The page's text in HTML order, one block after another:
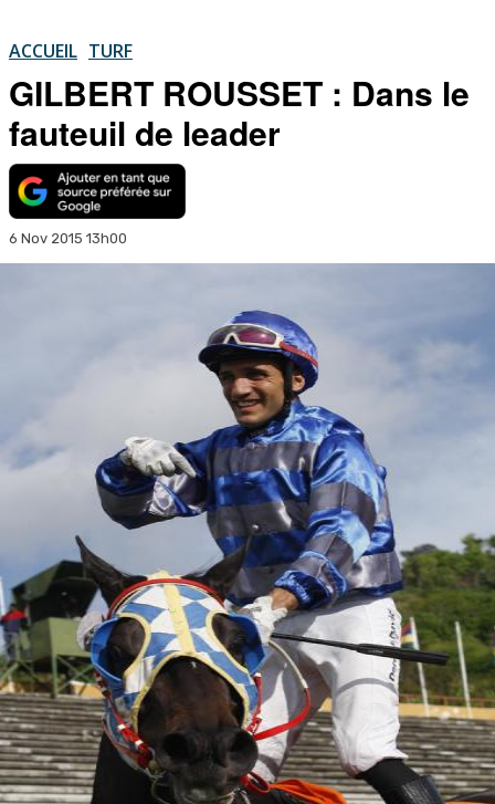
ACCUEIL TURF
GILBERT ROUSSET : Dans le
fauteuil de leader
6 Nov 2015 13h00